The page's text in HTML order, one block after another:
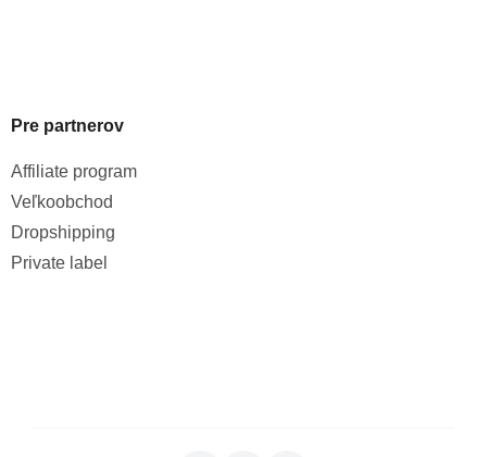
Pre partnerov
Affiliate program
Veľkoobchod
Dropshipping
Private label